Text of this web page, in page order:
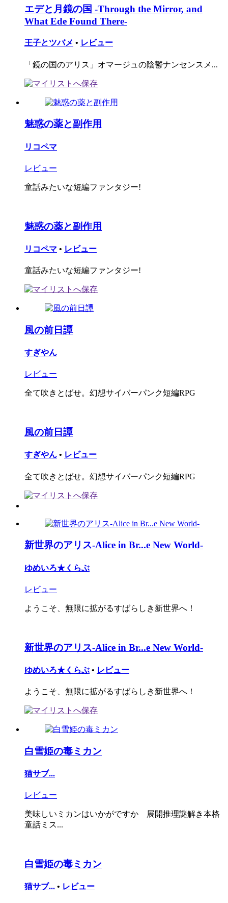
エデと月鏡の国 -Through the Mirror, and
What Ede Found There-
王子とツバメ • レビュー
「鏡の国のアリス」オマージュの陰鬱ナンセンスメ...
魅惑の薬と副作用
リコペマ
レビュー
童話みたいな短編ファンタジー!
魅惑の薬と副作用
リコペマ • レビュー
童話みたいな短編ファンタジー!
風の前日譚
すぎやん
レビュー
全て吹きとばせ。幻想サイバーパンク短編RPG
風の前日譚
すぎやん • レビュー
全て吹きとばせ。幻想サイバーパンク短編RPG
新世界のアリス-Alice in Br...e New World-
ゆめいろ★くらぶ
レビュー
ようこそ、無限に拡がるすばらしき新世界へ！
新世界のアリス-Alice in Br...e New World-
ゆめいろ★くらぶ • レビュー
ようこそ、無限に拡がるすばらしき新世界へ！
白雪姫の毒ミカン
猫サブ...
レビュー
美味しいミカンはいかがですか 展開推理謎解き本格
童話ミス...
白雪姫の毒ミカン
猫サブ... • レビュー